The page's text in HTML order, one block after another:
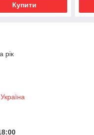
Купити
рік